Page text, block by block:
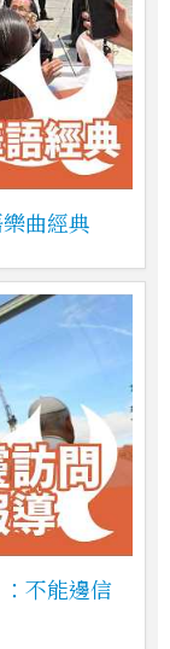
曲經典
不能邊信